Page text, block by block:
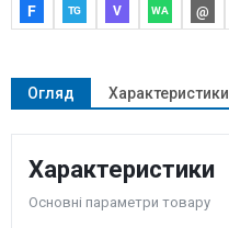
F TG V WA @
Огляд Характеристики
Характеристики
Основні параметри товару